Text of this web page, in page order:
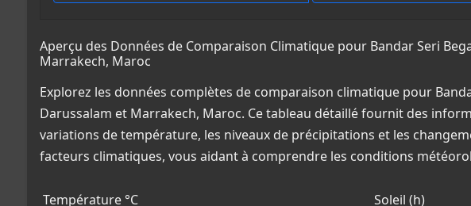
Aperçu des Données de Comparaison Climatique pour Bandar Seri
Marrakech, Maroc
Explorez les données complètes de comparaison climatique pour
Darussalam et Marrakech, Maroc. Ce tableau détaillé fournit des
variations de température, les niveaux de précipitations et les
facteurs climatiques, vous aidant à comprendre les conditions
Température °C Soleil (h)